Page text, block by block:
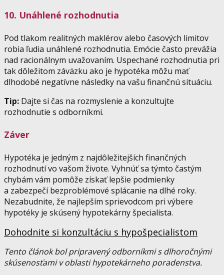
10. Unáhlené rozhodnutia
Pod tlakom realitných maklérov alebo časových limitov
robia ľudia unáhlené rozhodnutia. Emócie často prevážia
nad racionálnym uvažovaním. Uspechané rozhodnutia pri
tak dôležitom záväzku ako je hypotéka môžu mať
dlhodobé negatívne následky na vašu finančnú situáciu.
Tip: Dajte si čas na rozmyslenie a konzultujte
rozhodnutie s odborníkmi.
Záver
Hypotéka je jedným z najdôležitejších finančných
rozhodnutí vo vašom živote. Vyhnúť sa týmto častým
chybám vám pomôže získať lepšie podmienky
a zabezpečí bezproblémové splácanie na dlhé roky.
Nezabudnite, že najlepším sprievodcom pri výbere
hypotéky je skúsený hypotekárny špecialista.
Dohodnite si konzultáciu s hypošpecialistom
Tento článok bol pripravený odborníkmi s dlhoročnými
skúsenosťami v oblasti hypotekárneho poradenstva.